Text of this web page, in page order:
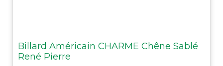
Billard Américain CHARME Chêne Sablé
René Pierre